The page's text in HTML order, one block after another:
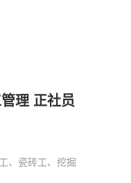
理 正社员
、瓷砖工、挖掘